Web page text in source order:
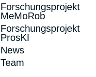
Forschungsprojekt
MeMoRob
Forschungsprojekt
ProsKI
News
Team